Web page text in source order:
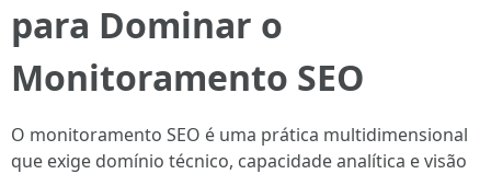
para Dominar o
Monitoramento SEO
O monitoramento SEO é uma prática multidimensional
que exige domínio técnico, capacidade analítica e visão